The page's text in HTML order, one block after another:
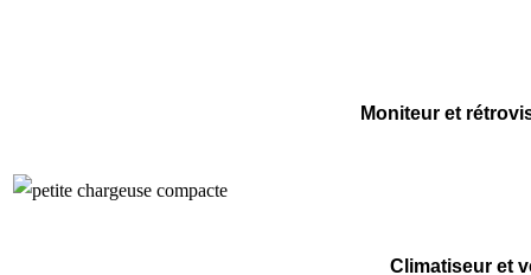
Moniteur et
Climatiseur et